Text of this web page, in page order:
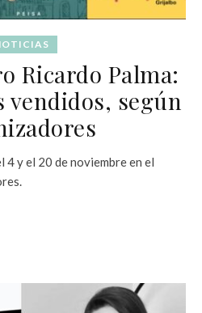
Ricardo Palma:
vendidos, según
y el 20 de noviembre en el